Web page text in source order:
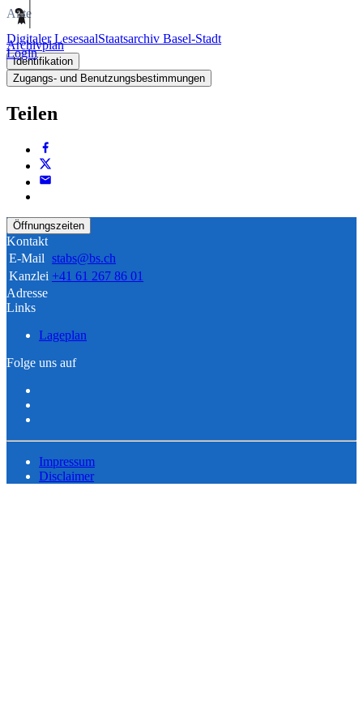
Digitaler LesesaalStaatsarchiv Basel-Stadt
Login
Akte
Archivplan
Identifikation
Zugangs- und Benutzungsbestimmungen
Teilen
Öffnungszeiten
Kontakt
E-Mail stabs@bs.ch
Kanzlei +41 61 267 86 01
Adresse
Links
Lageplan
Folge uns auf
Impressum
Disclaimer